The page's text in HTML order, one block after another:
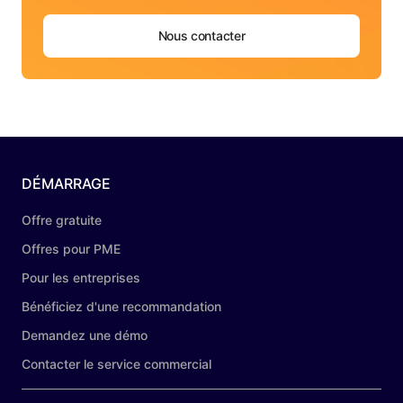
Nous contacter
DÉMARRAGE
Offre gratuite
Offres pour PME
Pour les entreprises
Bénéficiez d'une recommandation
Demandez une démo
Contacter le service commercial